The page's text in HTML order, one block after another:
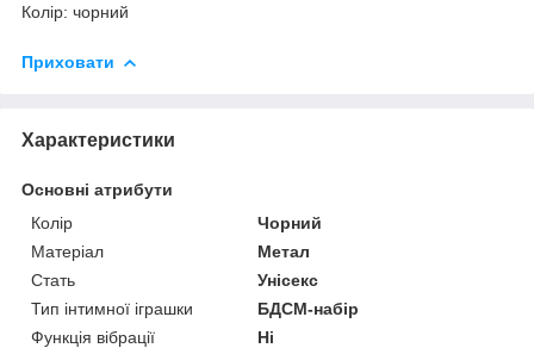
Колір: чорний
Приховати
Характеристики
Основні атрибути
Колір
Чорний
Матеріал
Метал
Стать
Унісекс
Тип інтимної іграшки
БДСМ-набір
Функція вібрації
Ні